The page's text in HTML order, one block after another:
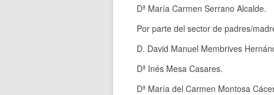
Dª María Carmen Serrano Alcalde.
Por parte del sector de padres/
D. David Manuel Membrives
Dª Inés Mesa Casares.
Dª María del Carmen Montosa